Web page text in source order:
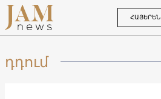
ՀԱՅԵՐԵՆ
դդում